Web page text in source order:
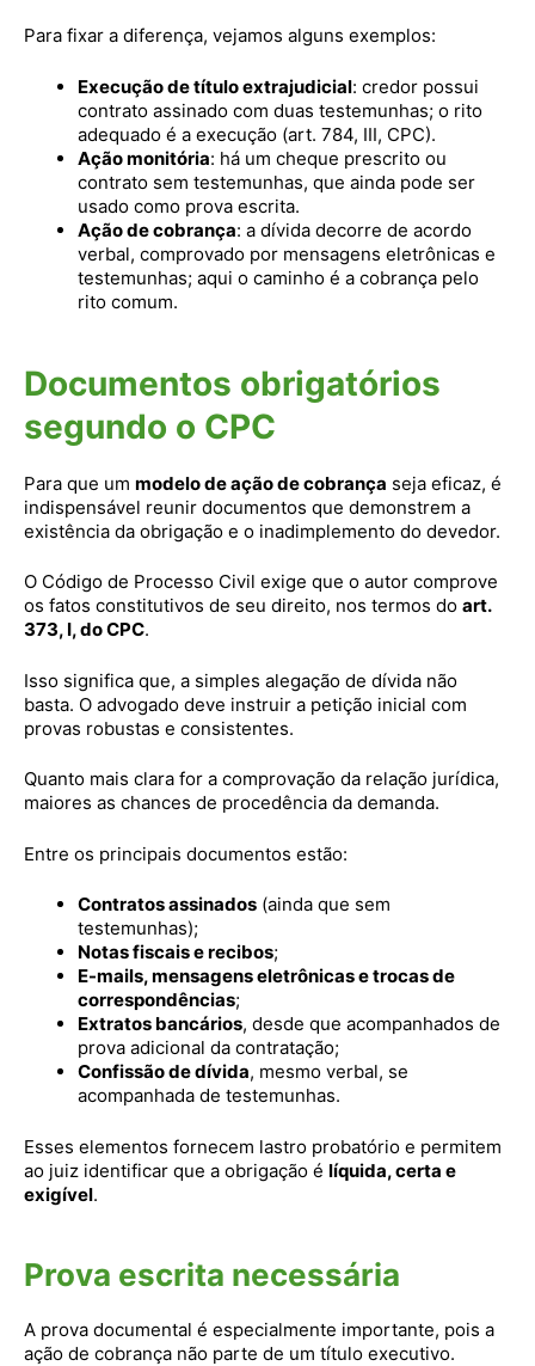
Para fixar a diferença, vejamos alguns exemplos:
Execução de título extrajudicial: credor possui
contrato assinado com duas testemunhas; o rito
adequado é a execução (art. 784, III, CPC).
Ação monitória: há um cheque prescrito ou
contrato sem testemunhas, que ainda pode ser
usado como prova escrita.
Ação de cobrança: a dívida decorre de acordo
verbal, comprovado por mensagens eletrônicas e
testemunhas; aqui o caminho é a cobrança pelo
rito comum.
Documentos obrigatórios
segundo o CPC
Para que um modelo de ação de cobrança seja eficaz, é
indispensável reunir documentos que demonstrem a
existência da obrigação e o inadimplemento do devedor.
O Código de Processo Civil exige que o autor comprove
os fatos constitutivos de seu direito, nos termos do art.
373, I, do CPC.
Isso significa que, a simples alegação de dívida não
basta. O advogado deve instruir a petição inicial com
provas robustas e consistentes.
Quanto mais clara for a comprovação da relação jurídica,
maiores as chances de procedência da demanda.
Entre os principais documentos estão:
Contratos assinados (ainda que sem
testemunhas);
Notas fiscais e recibos;
E-mails, mensagens eletrônicas e trocas de
correspondências;
Extratos bancários, desde que acompanhados de
prova adicional da contratação;
Confissão de dívida, mesmo verbal, se
acompanhada de testemunhas.
Esses elementos fornecem lastro probatório e permitem
ao juiz identificar que a obrigação é líquida, certa e
exigível.
Prova escrita necessária
A prova documental é especialmente importante, pois a
ação de cobrança não parte de um título executivo.